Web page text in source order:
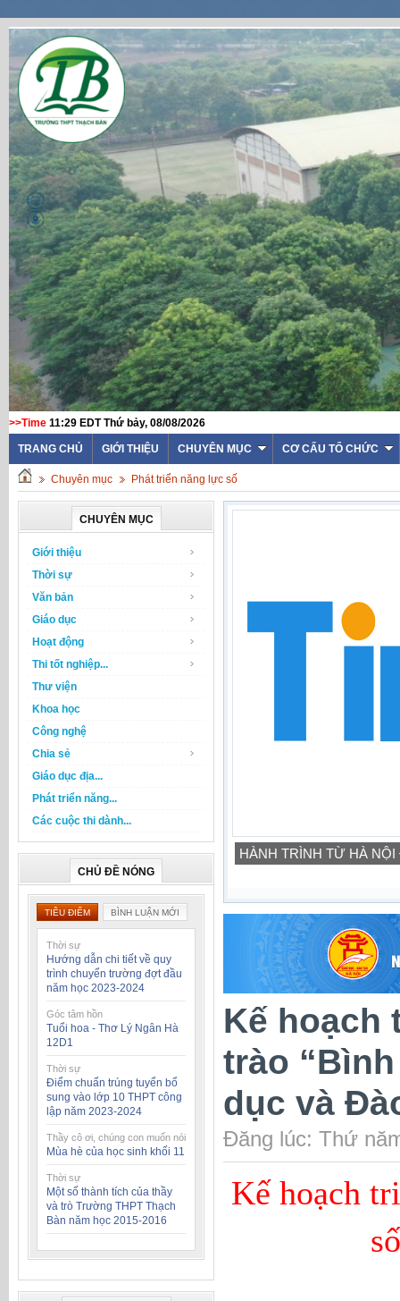
>>Time 11:29 EDT Thứ bảy, 08/08/2026
TRANG CHỦ GIỚI THIỆU CHUYÊN MỤC CƠ CẤU TỔ CHỨC
Chuyên mục Phát triển năng lực số
CHUYÊN MỤC
Giới thiệu
Thời sự
Văn bản
Giáo dục
Hoạt động
Thi tốt nghiệp...
Thư viện
Khoa học
Công nghệ
Chia sẻ
Giáo dục địa...
Phát triển năng...
Các cuộc thi dành...
CHỦ ĐỀ NÓNG
TIÊU ĐIỂM BÌNH LUẬN MỚI
Thời sự
Hướng dẫn chi tiết về quy
trình chuyển trường đợt đầu
năm học 2023-2024
Góc tâm hồn
Tuổi hoa - Thơ Lý Ngân Hà
12D1
Thời sự
Điểm chuẩn trúng tuyển bổ
sung vào lớp 10 THPT công
lập năm 2023-2024
Thầy cô ơi, chúng con muốn nói
Mùa hè của học sinh khối 11
Thời sự
Một số thành tích của thầy
và trò Trường THPT Thạch
Bàn năm học 2015-2016
HÀNH TRÌNH TỪ HÀ
Kế hoạch
trào
dục và
Đăng lúc: Thứ
Kế hoạch